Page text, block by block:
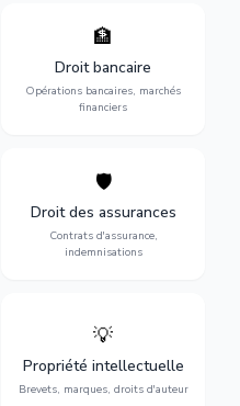
🏦
Droit bancaire
Opérations bancaires, marchés
financiers
Gestion de vos opérations
financières : contentieux
bancaire, investissements et
régulation.
🛡️
Droit des assurances
Contrats d'assurance,
indemnisations
Défense de vos intérêts :
contrats d'assurance,
sinistres et indemnisations
optimales.
💡
Propriété intellectuelle
Brevets, marques, droits d'auteur
Protection de vos créations
d'auteur et lutte contre la
contrefaçon.